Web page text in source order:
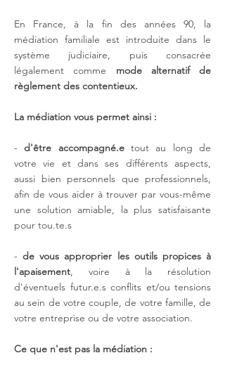
En France, à la fin des années 90, la
médiation familiale est introduite dans le
système judiciaire, puis consacrée
légalement comme mode alternatif de
règlement des contentieux.
La médiation vous permet ainsi :
-d'être accompagné.etout au long de
votre vie et dans ses différents aspects,
aussi bien personnels que professionnels,
afin de vous aider à trouver par vous-même
une solution amiable, la plus satisfaisante
pour tou.te.s
-de vous approprier les outils propices à
l'apaisement, voire à la résolution
d'éventuels futur.e.s conflits et/ou tensions
au sein de votre couple, de votre famille, de
votre entreprise ou de votre association.
Ce que n'est pas la médiation :